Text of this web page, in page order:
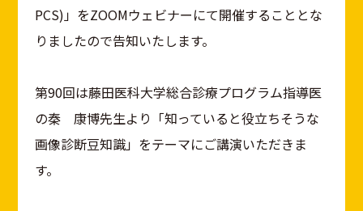
PCS)」をZOOMウェビナーにて開催することとな
りましたので告知いたします。
第90回は藤田医科大学総合診療プログラム指導医
の秦 康博先生より「知っていると役立ちそうな
画像診断豆知識」をテーマにご講演いただきま
す。